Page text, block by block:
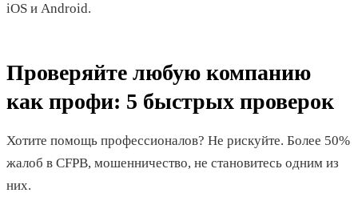
iOS и Android.
Проверяйте любую компанию
как профи: 5 быстрых проверок
Хотите помощь профессионалов? Не рискуйте. Более 50%
жалоб в CFPB, мошенничество, не становитесь одним из
них.